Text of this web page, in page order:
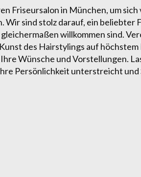
Friseursalon in München, um
Wir sind stolz darauf, ein beliebter
willkommen sind.
des Hairstylings auf
Wünsche und Vorstellungen.
Persönlichkeit unterstreicht und